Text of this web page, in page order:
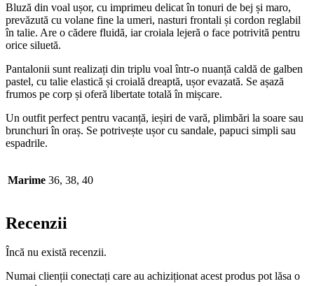
Bluză din voal ușor, cu imprimeu delicat în tonuri de bej și maro,
prevăzută cu volane fine la umeri, nasturi frontali și cordon reglabil
în talie. Are o cădere fluidă, iar croiala lejeră o face potrivită pentru
orice siluetă.
Pantalonii sunt realizați din triplu voal într-o nuanță caldă de galben
pastel, cu talie elastică și croială dreaptă, ușor evazată. Se așază
frumos pe corp și oferă libertate totală în mișcare.
Un outfit perfect pentru vacanță, ieșiri de vară, plimbări la soare sau
brunchuri în oraș. Se potrivește ușor cu sandale, papuci simpli sau
espadrile.
Marime 36, 38, 40
Recenzii
Încă nu există recenzii.
Numai clienții conectați care au achiziționat acest produs pot lăsa o